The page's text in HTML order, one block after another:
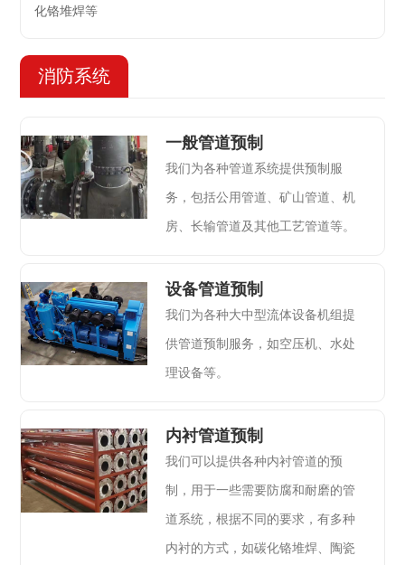
化铬堆焊等
消防系统
一般管道预制
我们为各种管道系统提供预制服
务，包括公用管道、矿山管道、机
房、长输管道及其他工艺管道等。
设备管道预制
我们为各种大中型流体设备机组提
供管道预制服务，如空压机、水处
理设备等。
内衬管道预制
我们可以提供各种内衬管道的预
制，用于一些需要防腐和耐磨的管
道系统，根据不同的要求，有多种
内衬的方式，如碳化铬堆焊、陶瓷